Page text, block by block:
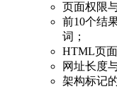
页面权限
前10个结
词；
HTML页
网址长度
架构标记